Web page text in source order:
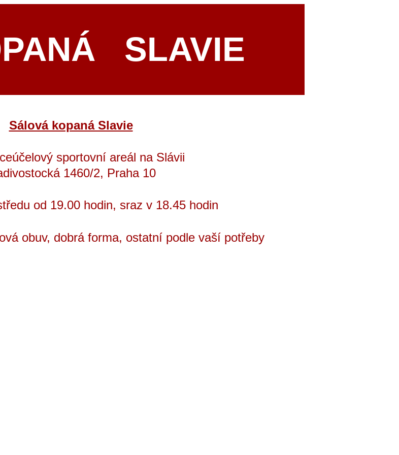
SLAVIE
Sálová kopaná Slavie
sportovní areál na Slávii
1460/2, Praha 10
od 19.00 hodin, sraz v 18.45 hodin
obuv, dobrá forma, ostatní podle vaší potřeby